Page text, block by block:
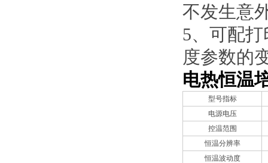
不发生意
5、可配
度参数的
电热恒温
型号指标
电源电压
控温范围
恒温分辨率
恒温波动度